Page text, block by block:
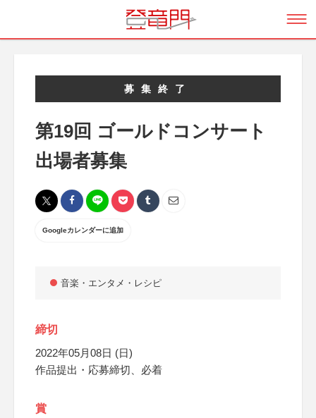
募集終了
第19回 ゴールドコンサート
出場者募集
Googleカレンダーに追加
音楽・エンタメ・レシピ
締切
2022年05月08日 (日)
作品提出・応募締切、必着
賞